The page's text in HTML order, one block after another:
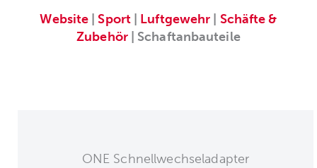
Website |Sport| Luftgewehr
Schäfte &
Zubehör| Schaftanbauteile
ONE Schnellwechseladapter